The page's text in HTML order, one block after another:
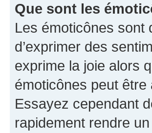
Que sont les
Les émoticônes sont
d’exprimer des
exprime la joie alors
émoticônes peut
Essayez cependant
rapidement rendre